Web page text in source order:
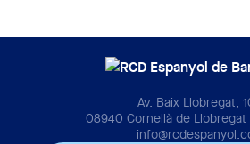
Av. Baix Llobregat,
08940 Cornellà de Llobregat